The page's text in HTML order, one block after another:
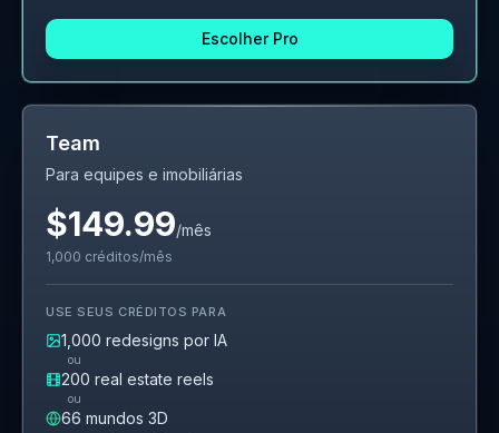
Escolher Pro
Team
Para equipes e imobiliárias
$149.99/mês
1,000 créditos/mês
USE SEUS CRÉDITOS PARA
1,000 redesigns por IA
ou
200 real estate reels
ou
66 mundos 3D